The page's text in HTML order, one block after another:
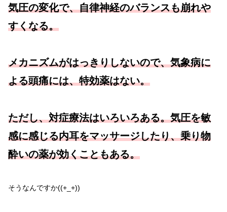
気圧の変化で、自律神経のバランスも崩れや
すくなる。
メカニズムがはっきりしないので、気象病に
よる頭痛には、特効薬はない。
ただし、対症療法はいろいろある。気圧を敏
感に感じる内耳をマッサージしたり、乗り物
酔いの薬が効くこともある。
そうなんですか((+_+))